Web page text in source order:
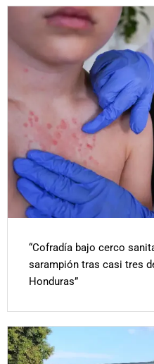
“Cofradía bajo cerco
sarampión tras casi tres
Honduras”